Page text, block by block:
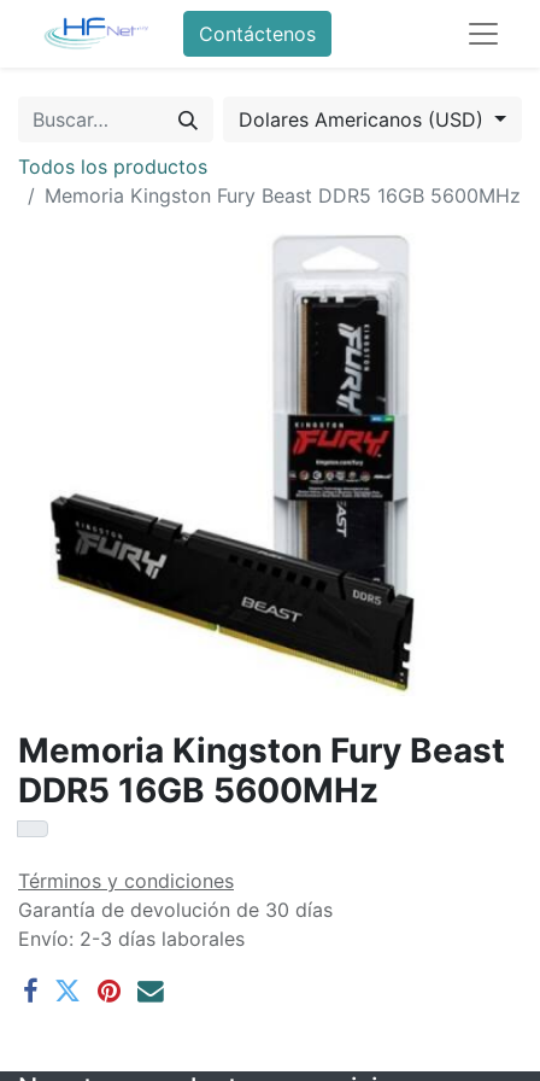
Contáctenos
Dolares Americanos (USD)
Todos los productos
Memoria Kingston Fury Beast DDR5 16GB 5600MHz
Memoria Kingston Fury Beast
DDR5 16GB 5600MHz
Términos y condiciones
Garantía de devolución de 30 días
Envío: 2-3 días laborales